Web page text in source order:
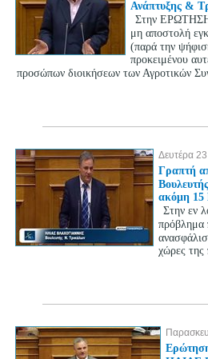
Ανάπτυξης &
Στην ΕΡΩΤΗΣΗ
μη αποστολή
(παρά την
προκειμένου
προσώπων διοικήσεων των Αγροτικών
Δευτέρα
Γραπτή
ακόμη 15
Στην εν
πρόβλημα
χώρες